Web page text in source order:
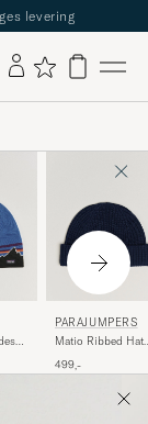
levering
PARAJUMPERS
Matio Ribbed Hat
499,-